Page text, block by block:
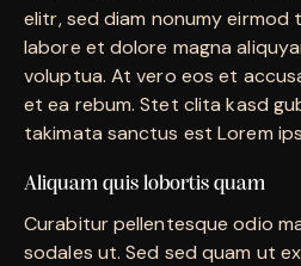
elitr, sed diam nonumy
labore et dolore magna
voluptua. At vero eos et
et ea rebum. Stet clita kasd
takimata sanctus est Lorem
Aliquam quis lobortis quam
Curabitur pellentesque odio
sodales ut. Sed sed quam ut